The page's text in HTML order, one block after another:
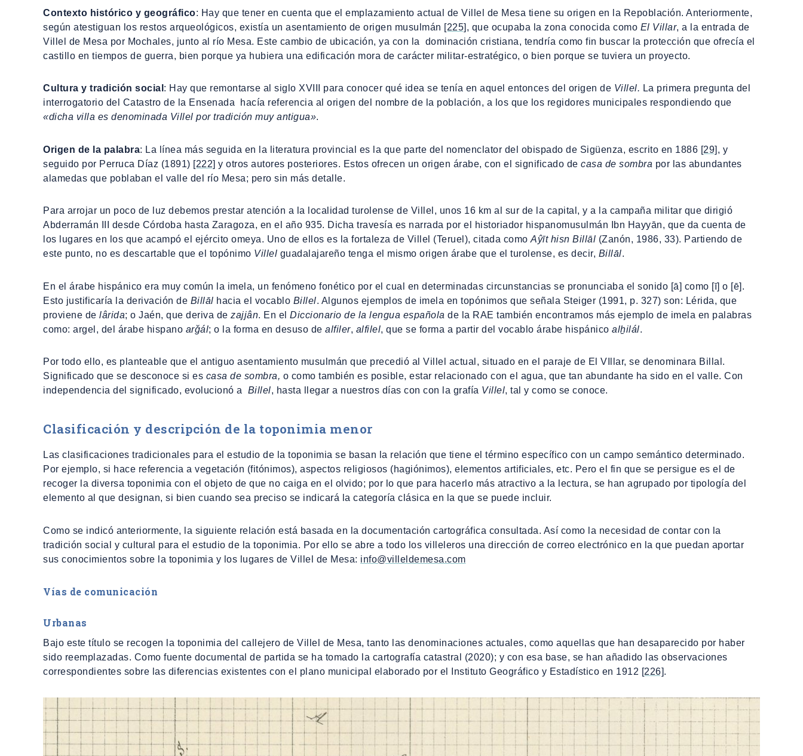
Contexto histórico y geográfico: Hay que tener en cuenta que el emplazamiento actual de Villel de Mesa tiene su origen en la Repoblación. Anteriormente,
según atestiguan los restos arqueológicos, existía un asentamiento de origen musulmán [225] , que ocupaba la zona conocida como El Villar, a la entrada de
Villel de Mesa por Mochales, junto al río Mesa. Este cambio de ubicación, ya con la dominación cristiana, tendría como fin buscar la protección que ofrecía el
castillo en tiempos de guerra, bien porque ya hubiera una edificación mora de carácter militar-estratégico, o bien porque se tuviera un proyecto.
Cultura y tradición social : Hay que remontarse al siglo XVIII para conocer qué idea se tenía en aquel entonces del origen de Villel. La primera pregunta del
interrogatorio del Catastro de la Ensenada hacía referencia al origen del nombre de la población, a los que los regidores municipales respondiendo que
«dicha villa es denominada Villel por tradición muy antigua».
Origen de la palabra: La línea más seguida en la literatura provincial es la que parte del nomenclator del obispado de Sigüenza, escrito en 1886 [29] , y
seguido por Perruca Díaz (1891) [222] y otros autores posteriores. Estos ofrecen un origen árabe, con el significado de casa de sombra por las abundantes
alamedas que poblaban el valle del río Mesa; pero sin más detalle.
Para arrojar un poco de luz debemos prestar atención a la localidad turolense de Villel, unos 16 km al sur de la capital, y a la campaña militar que dirigió
Abderramán III desde Córdoba hasta Zaragoza, en el año 935. Dicha travesía es narrada por el historiador hispanomusulmán Ibn Hayyān, que da cuenta de
los lugares en los que acampó el ejército omeya. Uno de ellos es la fortaleza de Villel (Teruel), citada como Aŷīt hisn Billāl (Zanón, 1986, 33). Partiendo de
este punto, no es descartable que el topónimo Villel guadalajareño tenga el mismo origen árabe que el turolense, es decir, Billāl.
En el árabe hispánico era muy común la imela, un fenómeno fonético por el cual en determinadas circunstancias se pronunciaba el sonido [ā] como [ī] o [ē].
Esto justificaría la derivación de Billāl hacia el vocablo Billel. Algunos ejemplos de imela en topónimos que señala Steiger (1991, p. 327) son: Lérida, que
proviene de lârida; o Jaén, que deriva de zajjân. En el Diccionario de la lengua española de la RAE también encontramos más ejemplo de imela en palabras
como: argel, del árabe hispano arǧál; o la forma en desuso de alfiler, alfilel, que se forma a partir del vocablo árabe hispánico alẖilál.
Por todo ello, es planteable que el antiguo asentamiento musulmán que precedió al Villel actual, situado en el paraje de El VIllar, se denominara Billal.
Significado que se desconoce si es casa de sombra, o como también es posible, estar relacionado con el agua, que tan abundante ha sido en el valle. Con
independencia del significado, evolucionó a Billel, hasta llegar a nuestros días con con la grafía Villel, tal y como se conoce.
Clasificación y descripción de la toponimia menor
Las clasificaciones tradicionales para el estudio de la toponimia se basan la relación que tiene el término específico con un campo semántico determinado.
Por ejemplo, si hace referencia a vegetación (fitónimos), aspectos religiosos (hagiónimos), elementos artificiales, etc. Pero el fin que se persigue es el de
recoger la diversa toponimia con el objeto de que no caiga en el olvido; por lo que para hacerlo más atractivo a la lectura, se han agrupado por tipología del
elemento al que designan, si bien cuando sea preciso se indicará la categoría clásica en la que se puede incluir.
Como se indicó anteriormente, la siguiente relación está basada en la documentación cartográfica consultada. Así como la necesidad de contar con la
tradición social y cultural para el estudio de la toponimia. Por ello se abre a todo los villeleros una dirección de correo electrónico en la que puedan aportar
sus conocimientos sobre la toponimia y los lugares de Villel de Mesa: info@villeldemesa.com
Vías de comunicación
Urbanas
Bajo este título se recogen la toponimia del callejero de Villel de Mesa, tanto las denominaciones actuales, como aquellas que han desaparecido por haber
sido reemplazadas. Como fuente documental de partida se ha tomado la cartografía catastral (2020); y con esa base, se han añadido las observaciones
correspondientes sobre las diferencias existentes con el plano municipal elaborado por el Instituto Geográfico y Estadístico en 1912 [226].